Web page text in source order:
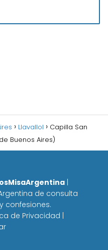
Llavallol
Capilla San
Buenos Aires)
de consulta
confesiones.
de Privacidad